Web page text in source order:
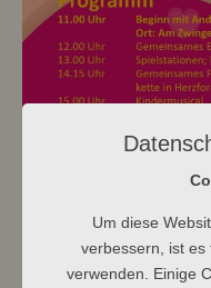
Um diese
verbessern, ist es
verwenden. Einige